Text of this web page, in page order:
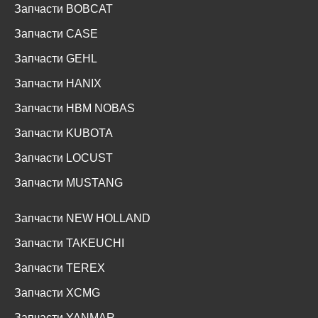
Запчасти BOBCAT
Запчасти CASE
Запчасти GEHL
Запчасти HANIX
Запчасти HBM NOBAS
Запчасти KUBOTA
Запчасти LOCUST
Запчасти MUSTANG
Запчасти NEW HOLLAND
Запчасти TAKEUCHI
Запчасти TEREX
Запчасти XCMG